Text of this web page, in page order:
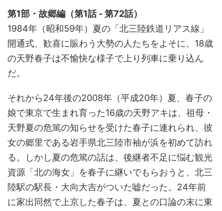
第1部・故郷編（第1話 - 第72話）
1984年（昭和59年）夏の「北三陸鉄道リアス線」
開通式、歓喜に賑わう大勢の人たちをよそに、18歳
の天野春子は不愉快な様子で上り列車に乗り込ん
だ。
それから24年後の2008年（平成20年）夏、春子の
娘で東京で生まれ育った16歳の天野アキは、祖母・
天野夏の危篤の知らせを受けた春子に連れられ、彼
女の郷里である岩手県北三陸市袖が浜を初めて訪れ
る。しかし夏の危篤の話は、後継者不足に悩む観光
資源「北の海女」を春子に継いでもらおうと、北三
陸駅の駅長・大向大吉がついた嘘だった。24年前
に家出同然で上京した春子は、夏との口論の末に東